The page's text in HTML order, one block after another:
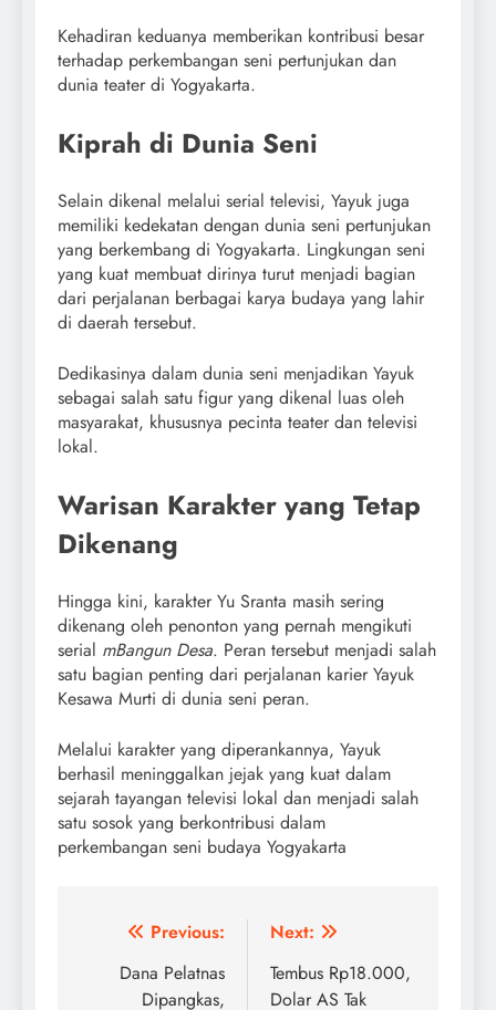
Kehadiran keduanya memberikan kontribusi besar
terhadap perkembangan seni pertunjukan dan
dunia teater di Yogyakarta.
Kiprah di Dunia Seni
Selain dikenal melalui serial televisi, Yayuk juga
memiliki kedekatan dengan dunia seni pertunjukan
yang berkembang di Yogyakarta. Lingkungan seni
yang kuat membuat dirinya turut menjadi bagian
dari perjalanan berbagai karya budaya yang lahir
di daerah tersebut.
Dedikasinya dalam dunia seni menjadikan Yayuk
sebagai salah satu figur yang dikenal luas oleh
masyarakat, khususnya pecinta teater dan televisi
lokal.
Warisan Karakter yang Tetap
Dikenang
Hingga kini, karakter Yu Sranta masih sering
dikenang oleh penonton yang pernah mengikuti
serial mBangun Desa. Peran tersebut menjadi salah
satu bagian penting dari perjalanan karier Yayuk
Kesawa Murti di dunia seni peran.
Melalui karakter yang diperankannya, Yayuk
berhasil meninggalkan jejak yang kuat dalam
sejarah tayangan televisi lokal dan menjadi salah
satu sosok yang berkontribusi dalam
perkembangan seni budaya Yogyakarta
Post
navigation
Previous:
Dana Pelatnas
Dipangkas,
Next:
Tembus Rp18.000,
Dolar AS Tak